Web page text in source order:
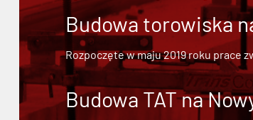
Budowa torowiska
Rozpoczęte w maju 2019 roku prace
Budowa TAT na